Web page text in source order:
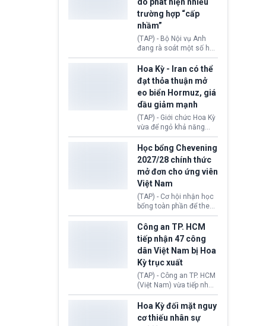
nay, người mắc viêm
gan B hoặc viêm gan C
sẽ không còn bị mặc
định không đáp ứng tiêu
chuẩn sức khỏe chỉ vì
chi phí điều trị khi nộp hồ
trường hợp “cấp
nhầm”
(TAP) - Bộ Nội vụ Anh
đang rà soát một số hồ
sơ thuộc Chương trình
Định cư EU (EU
Settlement Scheme -
EUSS) sau khi xác định
có trường hợp được cấp
quy chế cư trú hậu
Brexit “do nhầm lẫn”.
Động thái này làm dấy
lên lo ngại về việc thực
thi Thỏa thuận Rút khỏi
Liên minh châu Âu
(Withdrawal
Agreement).
Hoa Kỳ - Iran có thể
đạt thỏa thuận mở
eo biển Hormuz, giá
dầu giảm mạnh
(TAP) - Giới chức Hoa Kỳ
vừa để ngỏ khả năng
sớm đạt thỏa thuận với
Iran nhằm mở lại eo biển
Hormuz, mở đường cho
việc khôi phục hoạt
động hàng hải. Những
tín hiệu ngoại giao tích
cực này lập tức tác động
đến thị trường năng
lượng, kéo giá dầu thế
giới lùi sâu xuống dưới
mức 80 USD/thùng.
Học bổng Chevening
2027/28 chính thức
mở đơn cho ứng viên
Việt Nam
(TAP) - Cơ hội nhận học
bổng toàn phần để theo
học chương trình thạc sĩ
tại Vương quốc Anh đã
chính thức quay trở lại.
Học bổng Chevening
2027/28 của Chính phủ
Anh vừa mở cổng ứng
tuyển dành riêng ứng
viên Việt Nam, hỗ trợ
toàn bộ chi phí học tập
cùng nhiều quyền lợi
trong suốt một năm
học.
Công an TP. HCM
tiếp nhận 47 công
dân Việt Nam bị Hoa
Kỳ trục xuất
(TAP) - Công an TP. HCM
(Việt Nam) vừa tiếp nhận
47 công dân Việt Nam bị
Hoa Kỳ trục xuất về
nước. Đây là đợt có số
lượng lớn nhất từ đầu
Hoa Kỳ đối mặt nguy
cơ thiếu nhân sự